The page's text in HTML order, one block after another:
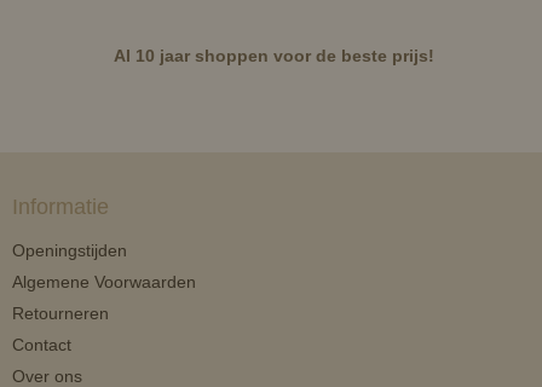
Al 10 jaar shoppen voor de beste prijs!
Informatie
Openingstijden
Algemene Voorwaarden
Retourneren
Contact
Over ons